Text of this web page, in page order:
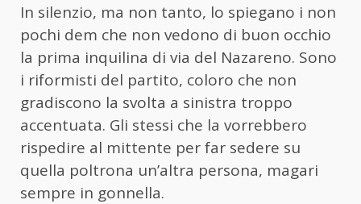
In silenzio, ma non tanto, lo spiegano i non
pochi dem che non vedono di buon occhio
la prima inquilina di via del Nazareno. Sono
i riformisti del partito, coloro che non
gradiscono la svolta a sinistra troppo
accentuata. Gli stessi che la vorrebbero
rispedire al mittente per far sedere su
quella poltrona un’altra persona, magari
sempre in gonnella.